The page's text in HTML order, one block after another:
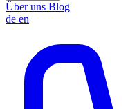
Über uns Blog
de en